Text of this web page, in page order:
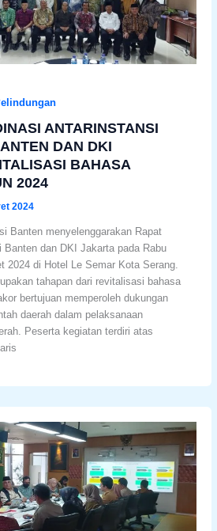
ANTARINSTANSI
DAN DKI
BAHASA
2024
2024
Banten menyelenggarakan Rapat
Banten dan DKI Jakarta pada Rabu
di Hotel Le Semar Kota Serang.
tahapan dari revitalisasi bahasa
bertujuan memperoleh dukungan
daerah dalam pelaksanaan
Peserta kegiatan terdiri atas